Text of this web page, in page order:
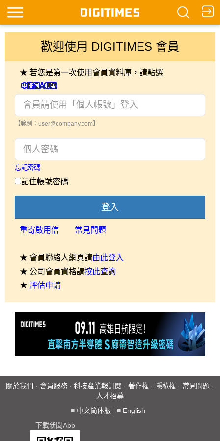
歡迎使用 DIGITIMES 會員
★ 若您是第一次使用會員資料庫，請點選
【範例：user@company.com】
忘記密碼
記住帳號密碼
登入
重寄啟用信 常見問題
★ 會員聯絡人網頁請由此登入
★ 公司會員資格請按此查詢
★ 評估申請
關於我們 · 會員服務 · 科技產業報訂閱 · 著作權 · 隱私權 · 常見問題 ·
人才招募
■ 中文简体版 ■ English
下載新聞App